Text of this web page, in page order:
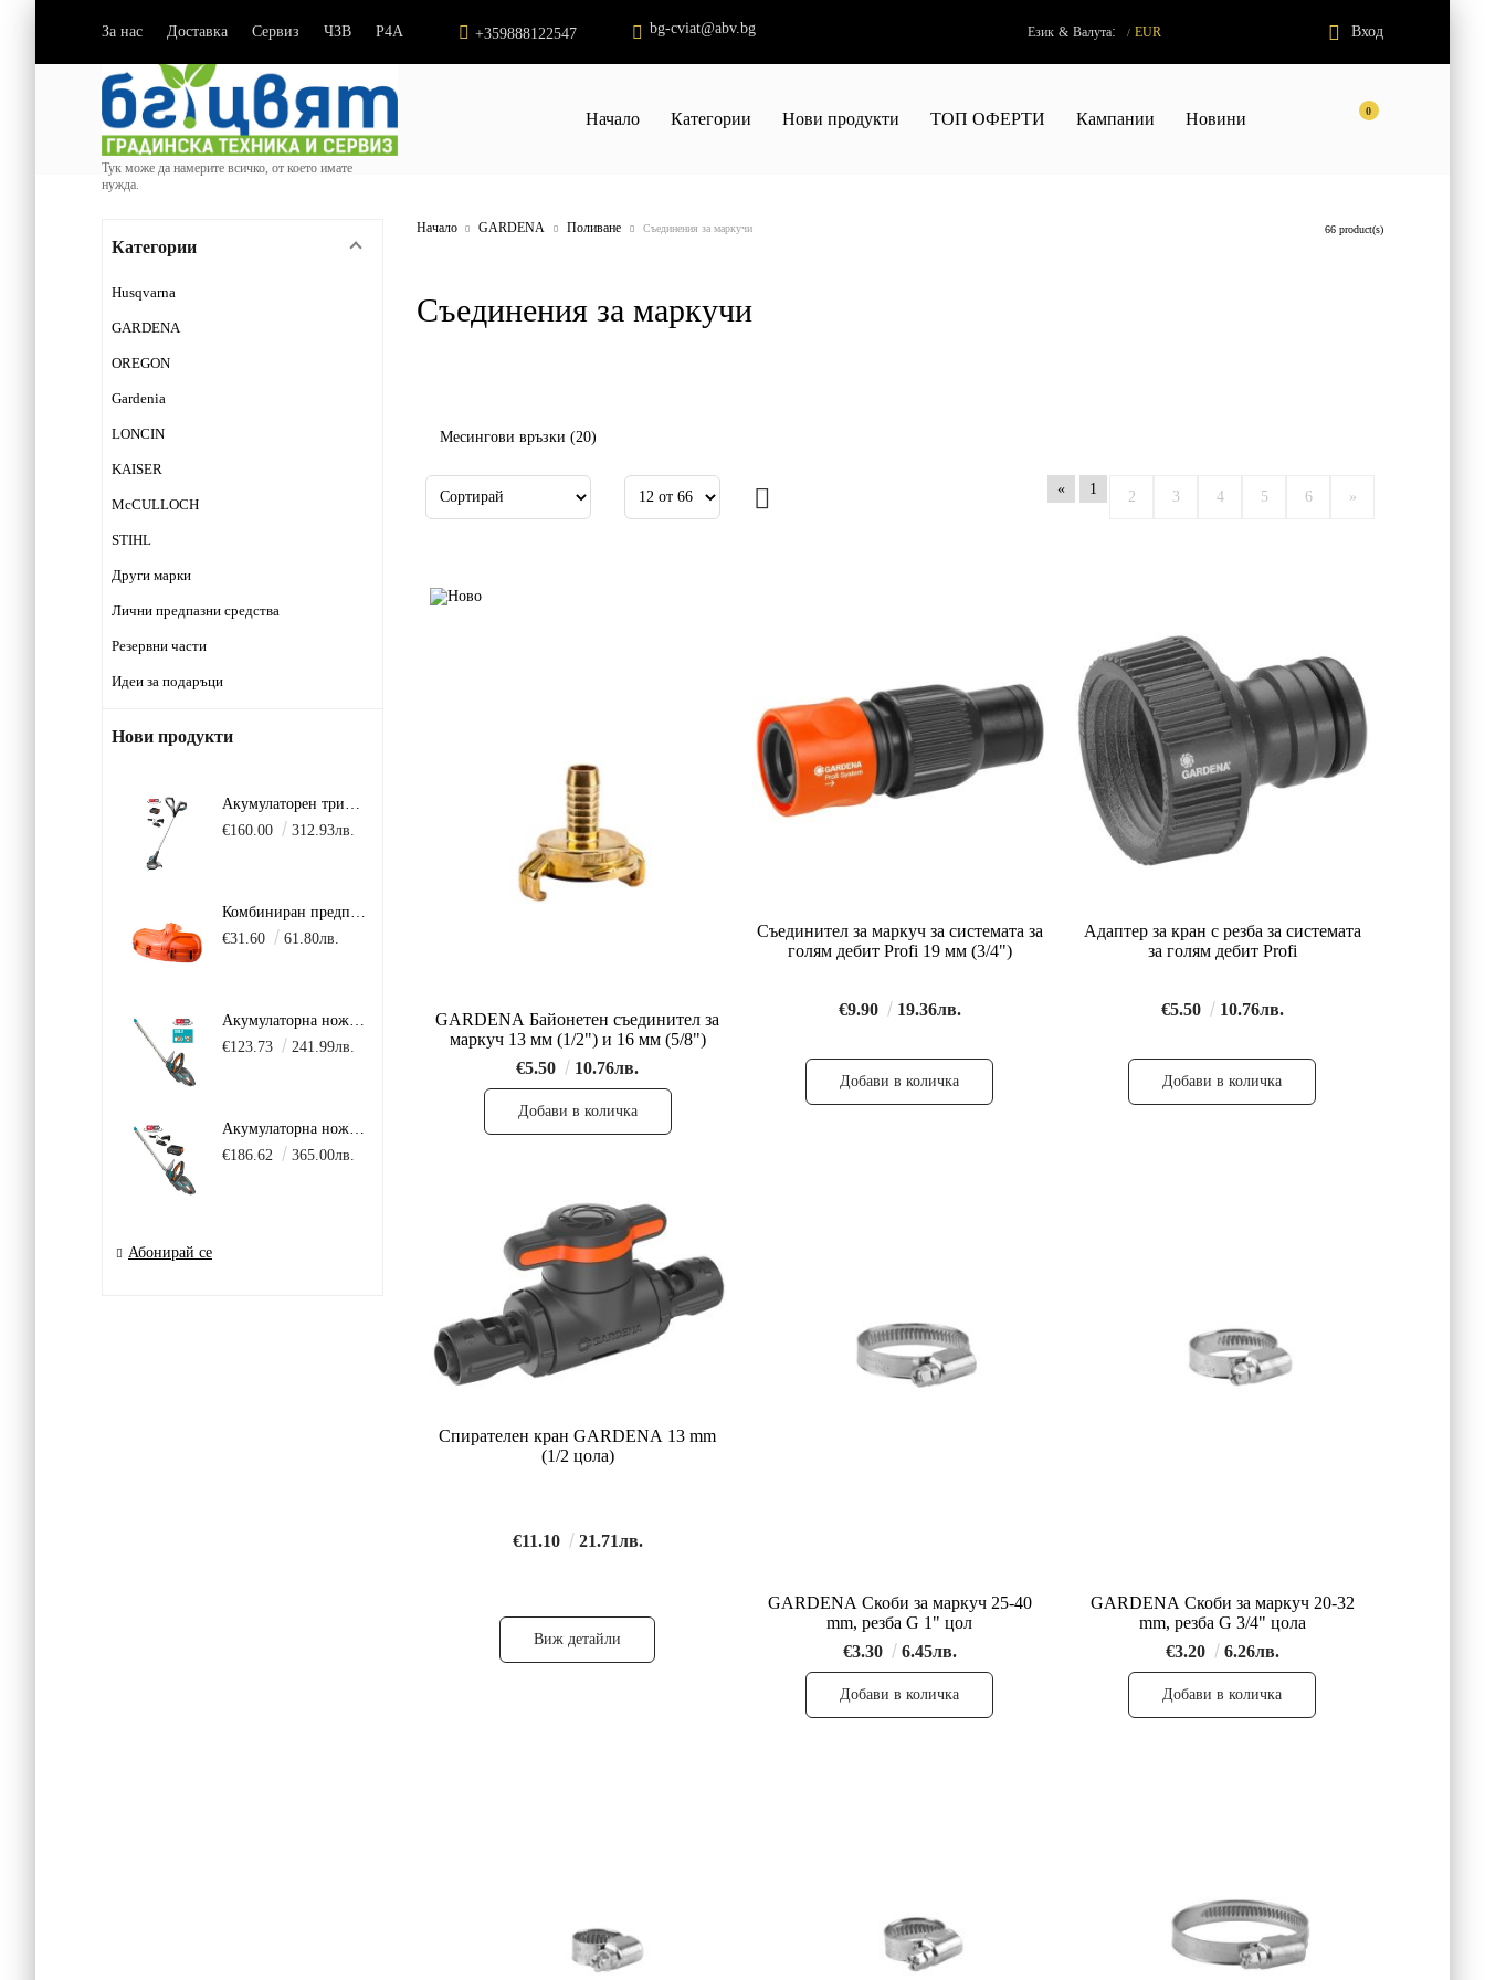
За нас Доставка Сервиз ЧЗВ P4A +359888122547 bg-cviat@abv.bg Език & Валута: / EUR Вход
Тук може да намерите всичко, от което имате
нужда.
0
Начало Категории Нови продукти ТОП ОФЕРТИ Кампании Новини
Категории
Husqvarna
GARDENA
OREGON
Gardenia
LONCIN
KAISER
McCULLOCH
STIHL
Други марки
Лични предпазни средства
Резервни части
Идеи за подаръци
Нови продукти
Акумулаторен тример GARDENA SmallCut 23 см 18V P4A в комплект с батерия 2.5Ah + зарядно AL 18 V.
€160.00
312.93лв.
Комбиниран предпазител за моторни коси Husqvarna 135/236/241/243/253/333/335/535/541/543/553
€31.60
61.80лв.
Акумулаторна ножица за жив плет GARDENA ComfortCut 50 18V P4A Solo без батерия и зарядно
€123.73
241.99лв.
Акумулаторна ножица за жив плет GARDENA ComfortCut 18V P4A в комплект с батерия 2.0Ah + зарядно AL 18 V.
€186.62
365.00лв.
Абонирай се
Начало GARDENA Поливане Съединения за маркучи 66 product(s)
Съединения за маркучи
Месингови връзки (20)
« 1 2 3 4 5 6 »
GARDENA Байонетен съединител за
маркуч 13 мм (1/2") и 16 мм (5/8")
€5.50
10.76лв.
Съединител за маркуч за системата за
голям дебит Profi 19 мм (3/4")
€9.90 19.36лв.
Адаптер за кран с резба за системата
за голям дебит Profi
€5.50 10.76лв.
Спирателен кран GARDENA 13 mm
(1/2 цола)
€11.10 21.71лв.
Виж детайли
GARDENA Скоби за маркуч 25-40
mm, резба G 1" цол
€3.30
6.45лв.
GARDENA Скоби за маркуч 20-32
mm, резба G 3/4" цола
€3.20
6.26лв.